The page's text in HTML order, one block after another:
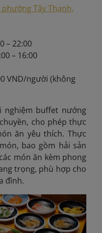
phường Tây Thạnh,
– 22:00
– 16:00
VND/người (không
nghiệm buffet nướng
cho phép thực
ăn yêu thích. Thực
bao gồm hải sản
món ăn kèm phong
trọng, phù hợp cho
đình.